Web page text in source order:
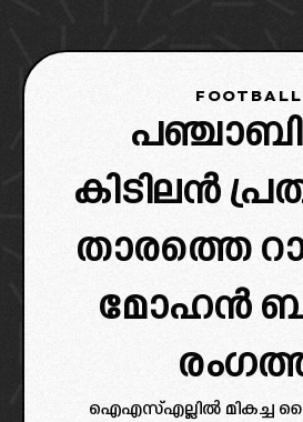
FOOTBALL
കിടിലൻ
താരത്തെ
മോഹൻ
ഐഎസ്എല്ലിൽ മികച്ച